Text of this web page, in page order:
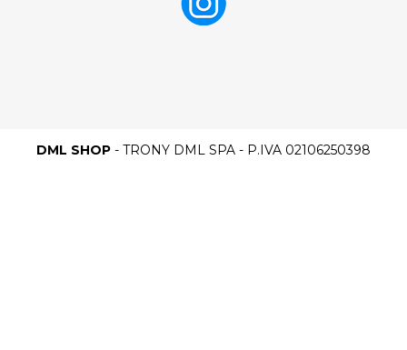
DML SHOP - TRONY DML SPA - P.IVA 02106250398